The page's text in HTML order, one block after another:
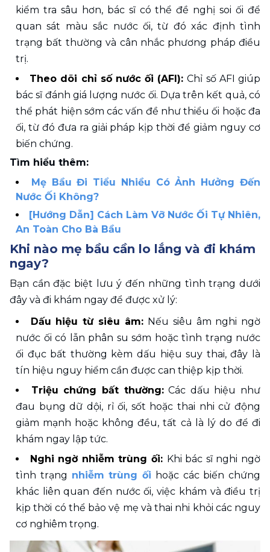
kiểm tra sâu hơn, bác sĩ có thể đề nghị soi ối để
quan sát màu sắc nước ối, từ đó xác định tình
trạng bất thường và cân nhắc phương pháp điều
trị.
Theo dõi chỉ số nước ối (AFI): Chỉ số AFI giúp
bác sĩ đánh giá lượng nước ối. Dựa trên kết quả, có
thể phát hiện sớm các vấn đề như thiểu ối hoặc đa
ối, từ đó đưa ra giải pháp kịp thời để giảm nguy cơ
biến chứng.
Tìm hiểu thêm:
Mẹ Bầu Đi Tiểu Nhiều Có Ảnh Hưởng Đến
Nước Ối Không?
[Hướng Dẫn] Cách Làm Vỡ Nước Ối Tự Nhiên,
An Toàn Cho Bà Bầu
Khi nào mẹ bầu cần lo lắng và đi khám
ngay?
Bạn cần đặc biệt lưu ý đến những tình trạng dưới
đây và đi khám ngay để được xử lý:
Dấu hiệu từ siêu âm: Nếu siêu âm nghi ngờ
nước ối có lẫn phân su sớm hoặc tình trạng nước
ối đục bất thường kèm dấu hiệu suy thai, đây là
tín hiệu nguy hiểm cần được can thiệp kịp thời.
Triệu chứng bất thường: Các dấu hiệu như
đau bụng dữ dội, rỉ ối, sốt hoặc thai nhi cử động
giảm mạnh hoặc không đều, tất cả là lý do để đi
khám ngay lập tức.
Nghi ngờ nhiễm trùng ối: Khi bác sĩ nghi ngờ
tình trạng nhiễm trùng ối hoặc các biến chứng
khác liên quan đến nước ối, việc khám và điều trị
kịp thời có thể bảo vệ mẹ và thai nhi khỏi các nguy
cơ nghiêm trọng.